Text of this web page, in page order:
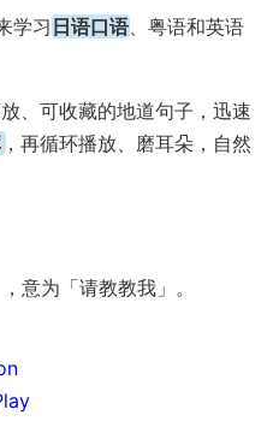
学习日语口语、粤语和英语
、可收藏的地道句子，迅速
，再循环播放、磨耳朵，自然
，意为「请教教我」。